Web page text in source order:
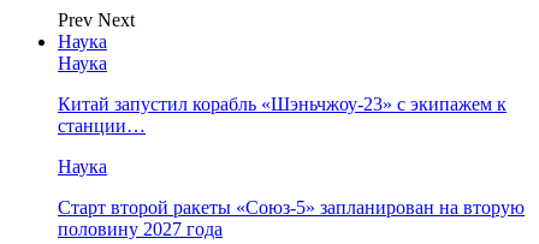
Prev Next
Наука
Наука
Китай запустил корабль «Шэньчжоу-23» с экипажем к
станции…
Наука
Старт второй ракеты «Союз-5» запланирован на вторую
половину 2027 года